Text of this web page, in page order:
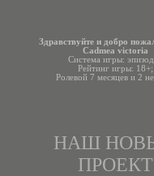
Здравствуйте и добро
Cadmea victoria
Система игры:
Рейтинг игры: 18+;
Ролевой 7 месяцев и 2
НАШ
ПРОЕКТ